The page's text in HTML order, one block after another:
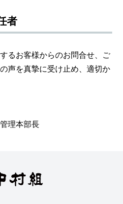
者
るお客様からのお問合せ、ご
声を真摯に受け止め、適切か
理本部長